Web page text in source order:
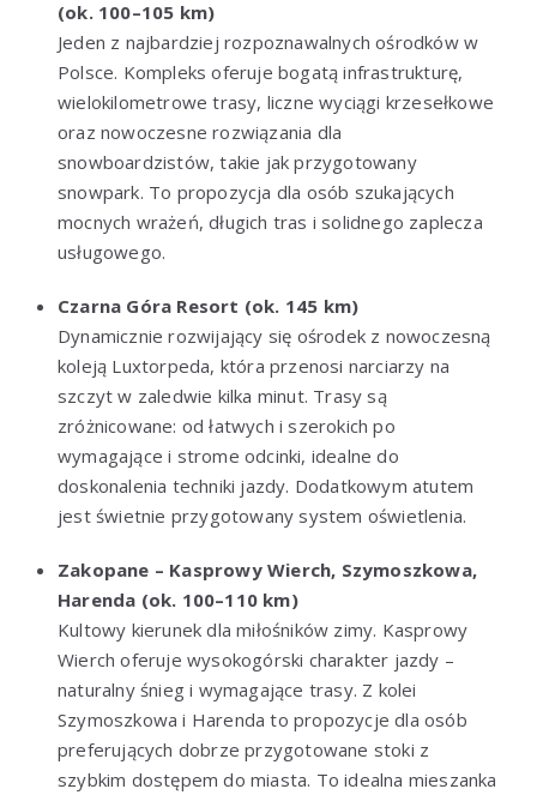
(ok. 100–105 km)
Jeden z najbardziej rozpoznawalnych ośrodków w
Polsce. Kompleks oferuje bogatą infrastrukturę,
wielokilometrowe trasy, liczne wyciągi krzesełkowe
oraz nowoczesne rozwiązania dla
snowboardzistów, takie jak przygotowany
snowpark. To propozycja dla osób szukających
mocnych wrażeń, długich tras i solidnego zaplecza
usługowego.
Czarna Góra Resort (ok. 145 km)
Dynamicznie rozwijający się ośrodek z nowoczesną
koleją Luxtorpeda, która przenosi narciarzy na
szczyt w zaledwie kilka minut. Trasy są
zróżnicowane: od łatwych i szerokich po
wymagające i strome odcinki, idealne do
doskonalenia techniki jazdy. Dodatkowym atutem
jest świetnie przygotowany system oświetlenia.
Zakopane – Kasprowy Wierch, Szymoszkowa,
Harenda (ok. 100–110 km)
Kultowy kierunek dla miłośników zimy. Kasprowy
Wierch oferuje wysokogórski charakter jazdy –
naturalny śnieg i wymagające trasy. Z kolei
Szymoszkowa i Harenda to propozycje dla osób
preferujących dobrze przygotowane stoki z
szybkim dostępem do miasta. To idealna mieszanka